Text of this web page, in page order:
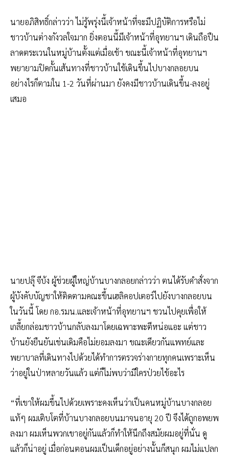
นายอภิสิทธิ์กล่าวว่า ไม่รู้พรุ่งนี้เจ้าหน้าที่จะมีปฏิบัติการหรือไม่
ชาวบ้านต่างกังวลใจมาก ยิ่งตอนนี้มีเจ้าหน้าที่อุทยานฯ เดินถือปืน
ลาดตระเวนในหมู่บ้านตั้งแต่เมื่อเช้า ขณะนี้เจ้าหน้าที่อุทยานฯ
พยายามปิดกั้นเส้นทางที่ชาวบ้านใช้เดินขึ้นไปบางกลอยบน
อย่างไรก็ตามใน 1-2 วันที่ผ่านมา ยังคงมีชาวบ้านเดินขึ้น-ลงอยู่
เสมอ
นายปลุ๊ จีบ้ง ผู้ช่วยผู้ใหญ่บ้านบางกลอยกล่าวว่า ตนได้รับคำสั่งจาก
ผู้บังคับบัญชาให้ติดตามคณะขึ้นเฮลิคอปเตอร์ไปยังบางกลอยบน
ในวันนี้ โดย กอ.รมน.และเจ้าหน้าที่อุทยานฯ ชวนไปคุยเพื่อให้
เกลี้ยกล่อมชาวบ้านกลับลงมาโดยเฉพาะพะตีหน่อแอะ แต่ชาว
บ้านยังยืนยันเช่นเดิมคือไม่ยอมลงมา ขณะเดียวกันแพทย์และ
พยาบาลที่เดินทางไปด้วยได้ทำการตรวจร่างกายทุกคนเพราะเห็น
ว่าอยู่ในป่าหลายวันแล้ว แต่ก็ไม่พบว่ามีใครป่วยไข้อะไร
“ที่เขาให้ผมขึ้นไปด้วยเพราะคงเห็นว่าเป็นคนหมู่บ้านบางกลอย
แท้ๆ ผมเติบโตที่บ้านบางกลอยบนมาจนอายุ 20 ปี จึงได้ถูกอพยพ
ลงมา ผมเห็นพวกเขาอยู่กันแล้วก็ทำให้นึกถึงสมัยผมอยู่ที่นั่น ดู
แล้วก็น่าอยู่ เมื่อก่อนตอนผมเป็นเด็กอยู่อย่างนั้นก็สนุก ผมไม่แปลก